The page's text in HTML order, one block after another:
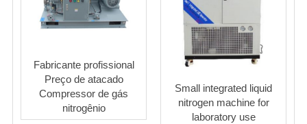
Fabricante profissional
Preço de atacado
Compressor de gás
nitrogênio
Small integrated liquid
nitrogen machine for
laboratory use